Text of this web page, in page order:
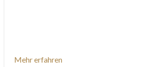
Mehr erfahren